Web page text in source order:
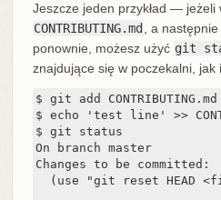
Jeszcze jeden przykład — jeżeli
CONTRIBUTING.md
, a
ponownie, możesz użyć git
znajdujące się w poczekalni, jak
$ git add CONTRIBUTING.md
$ echo 'test line' >>
$ git status
On branch master
Changes to be committed:
(use "git reset HEAD